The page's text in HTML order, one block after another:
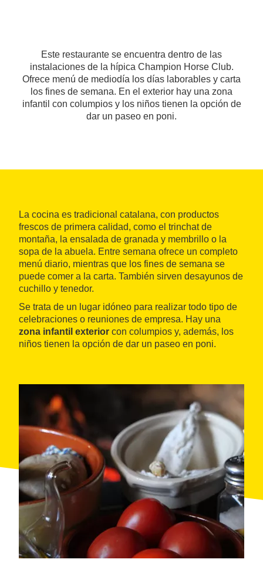
Este restaurante se encuentra dentro de las
instalaciones de la hípica Champion Horse Club.
Ofrece menú de mediodía los días laborables y carta
los fines de semana. En el exterior hay una zona
infantil con columpios y los niños tienen la opción de
dar un paseo en poni.
La cocina es tradicional catalana, con productos
frescos de primera calidad, como el trinchat de
montaña, la ensalada de granada y membrillo o la
sopa de la abuela. Entre semana ofrece un completo
menú diario, mientras que los fines de semana se
puede comer a la carta. También sirven desayunos de
cuchillo y tenedor.
Se trata de un lugar idóneo para realizar todo tipo de
celebraciones o reuniones de empresa. Hay una
zona infantil exterior con columpios y, además, los
niños tienen la opción de dar un paseo en poni.